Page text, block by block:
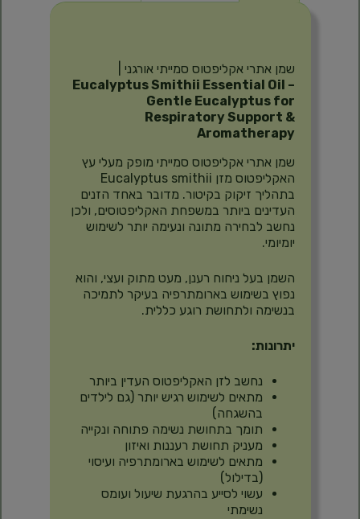
שמן אתרי אקליפטוס סמייתי אורגני |
Eucalyptus Smithii Essential Oil –
Gentle Eucalyptus for
Respiratory Support &
Aromatherapy
שמן אתרי אקליפטוס סמייתי מופק מעלי עץ
האקליפטוס מזן Eucalyptus smithii
בתהליך זיקוק בקיטור. מדובר באחד הזנים
העדינים ביותר במשפחת האקליפטוסים, ולכן
נחשב לבחירה מתונה ונעימה יותר לשימוש
יומיומי.
השמן בעל ניחוח רענן, מעט מתוק ועצי, והוא
נפוץ בשימוש בארומתרפיה בעיקר לתמיכה
בנשימה ולתחושת רוגע כללית.
יתרונות:
נחשב לזן האקליפטוס העדין ביותר
מתאים לשימוש רגיש יותר (גם לילדים
בהשגחה)
תומך בתחושת נשימה פתוחה ונקייה
מעניק תחושת רעננות ואיזון
מתאים לשימוש בארומתרפיה ועיסוי
(בדילול)
עשוי לסייע בהרגעת שיעול ועומס
נשימתי